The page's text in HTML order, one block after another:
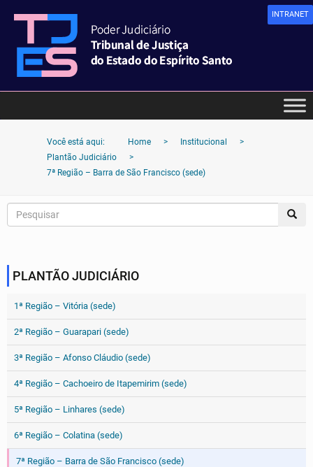
INTRANET
Você está aqui: Home > Institucional
>
Plantão Judiciário
>
7ª Região – Barra de São Francisco (sede)
PLANTÃO JUDICIÁRIO
1ª Região – Vitória (sede)
2ª Região – Guarapari (sede)
3ª Região – Afonso Cláudio (sede)
4ª Região – Cachoeiro de Itapemirim (sede)
5ª Região – Linhares (sede)
6ª Região – Colatina (sede)
7ª Região – Barra de São Francisco (sede)